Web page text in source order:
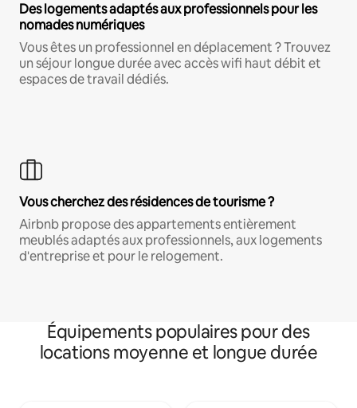
Des logements adaptés aux professionnels pour les
nomades numériques
Vous êtes un professionnel en déplacement ? Trouvez
un séjour longue durée avec accès wifi haut débit et
espaces de travail dédiés.
Vous cherchez des résidences de tourisme ?
Airbnb propose des appartements entièrement
meublés adaptés aux professionnels, aux logements
d'entreprise et pour le relogement.
Équipements populaires pour des
locations moyenne et longue durée